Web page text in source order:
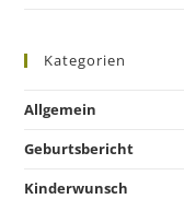
Kategorien
Allgemein
Geburtsbericht
Kinderwunsch